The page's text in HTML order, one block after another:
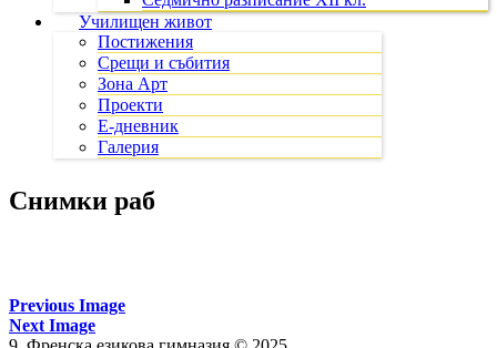
Училищен живот
Постижения
Срещи и събития
Зона Арт
Проекти
Е-дневник
Галерия
Снимки раб
Previous Image
Next Image